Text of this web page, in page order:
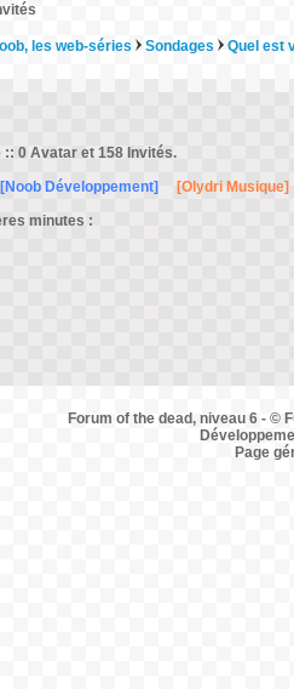
les web-séries Sondages Quel est
:: 0 Avatar et 158 Invités.
[Noob Développement]
[Olydri Musique]
minutes :
Forum of the dead, niveau 6 - ©
Page